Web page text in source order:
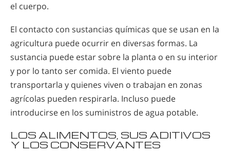
el cuerpo.
El contacto con sustancias químicas que se usan en la
agricultura puede ocurrir en diversas formas. La
sustancia puede estar sobre la planta o en su interior
y por lo tanto ser comida. El viento puede
transportarla y quienes viven o trabajan en zonas
agrícolas pueden respirarla. Incluso puede
introducirse en los suministros de agua potable.
LOS ALIMENTOS, SUS ADITIVOS
Y LOS CONSERVANTES